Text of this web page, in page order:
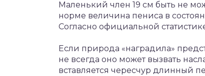
Маленький член 19 см быть не
норме величина пениса в
Согласно официальной
Если природа «наградила»
не всегда оно может вызвать
вставляется чересчур длинный